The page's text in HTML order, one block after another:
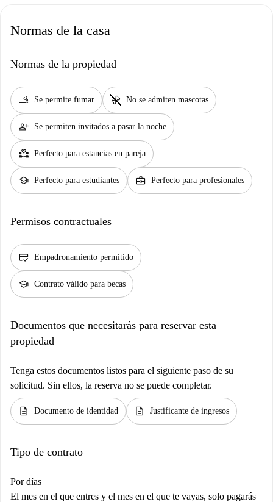
Normas de la casa
Normas de la propiedad
smoking_rooms Se permite fumar pet_supplies No se admiten mascotas
person_add Se permiten invitados a pasar la noche
partner_heart Perfecto para estancias en pareja
school Perfecto para estudiantes business_center Perfecto para profesionales
Permisos contractuales
credit_score Empadronamiento permitido
school Contrato válido para becas
Documentos que necesitarás para reservar esta
propiedad
Tenga estos documentos listos para el siguiente paso de su
solicitud. Sin ellos, la reserva no se puede completar.
description Documento de identidad description Justificante de ingresos
Tipo de contrato
Por días
El mes en el que entres y el mes en el que te vayas, solo pagarás